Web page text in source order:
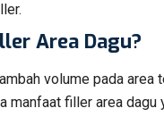
Area Dagu?
volume pada
manfaat filler area dagu